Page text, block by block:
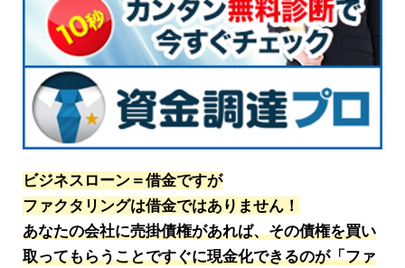
ビジネスローン＝借金ですが
ファクタリングは借金ではありません！
あなたの会社に売掛債権があれば、その債権を買い
取ってもらうことですぐに現金化できるのが「ファ